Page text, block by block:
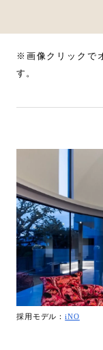
※画像クリックで
す。
採用モデル：iNO